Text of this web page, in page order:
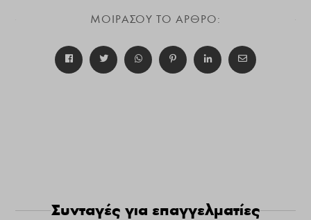
ΜΟΙΡΑΣΟΥ ΤΟ ΑΡΘΡΟ:
Συνταγές για επαγγελματίες